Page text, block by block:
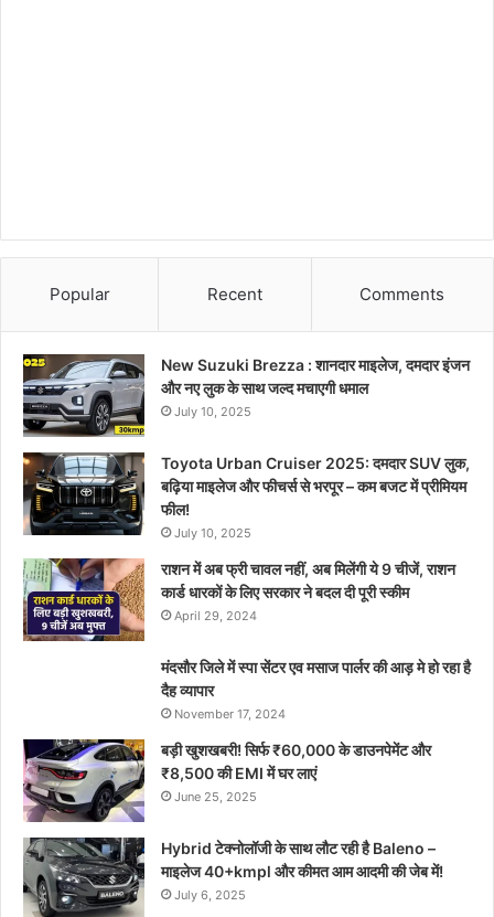
Popular Recent Comments
New Suzuki Brezza : शानदार माइलेज, दमदार इंजन
और नए लुक के साथ जल्द मचाएगी धमाल
July 10, 2025
Toyota Urban Cruiser 2025: दमदार SUV लुक,
बढ़िया माइलेज और फीचर्स से भरपूर – कम बजट में प्रीमियम
फील!
July 10, 2025
राशन में अब फ्री चावल नहीं, अब मिलेंगी ये 9 चीजें, राशन
कार्ड धारकों के लिए सरकार ने बदल दी पूरी स्कीम
April 29, 2024
मंदसौर जिले में स्पा सेंटर एव मसाज पार्लर की आड़ मे हो रहा है
दैह व्यापार
November 17, 2024
बड़ी खुशखबरी! सिर्फ ₹60,000 के डाउनपेमेंट और
₹8,500 की EMI में घर लाएं
June 25, 2025
Hybrid टेक्नोलॉजी के साथ लौट रही है Baleno –
माइलेज 40+kmpl और कीमत आम आदमी की जेब में!
July 6, 2025